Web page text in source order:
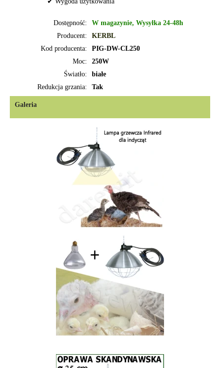
Dostępność:
W magazynie, Wysyłka 24-48h
Producent:
KERBL
Kod producenta:
PIG-DW-CL250
Moc:
250W
Światło:
białe
Redukcja grzania:
Tak
Galeria